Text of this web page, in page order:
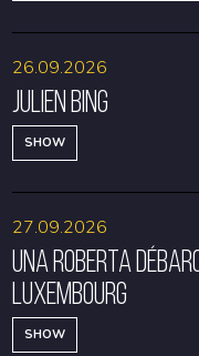
Julien Bing
SHOW
26.09.2026
Una Roberta
Luxembourg
SHOW
27.09.2026